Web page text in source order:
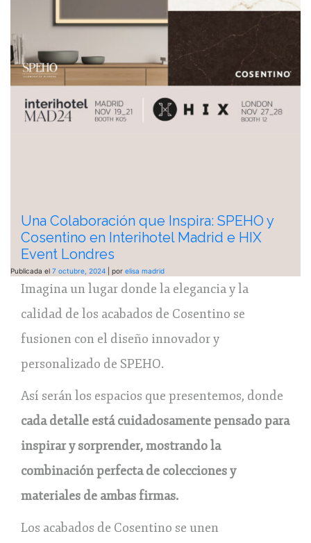
Una Colaboración que Inspira: SPEHO y
Cosentino en Interihotel Madrid e HIX
Event Londres
Publicada el 7 octubre, 2024 por elisa madrid
Imagina un lugar donde la elegancia y la
calidad de los acabados de Cosentino se
fusionen con el diseño innovador y
personalizado de SPEHO.
Así serán los espacios que presentemos, donde
cada detalle está cuidadosamente pensado para
inspirar y sorprender, mostrando la
combinación perfecta de colecciones y
materiales de ambas firmas.
Los acabados de Cosentino se unen